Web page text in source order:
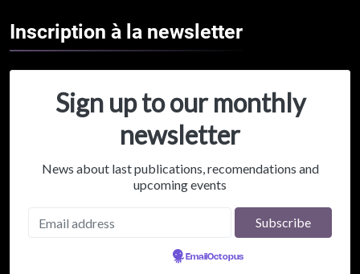
Inscription à la newsletter
Sign up to our monthly
newsletter
News about last publications, recomendations and
upcoming events
EmailOctopus